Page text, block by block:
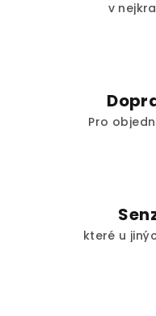
v
Pro
které u